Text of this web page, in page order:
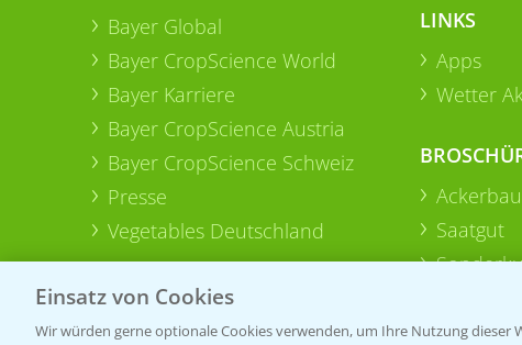
Bayer Global
Bayer CropScience World
Bayer Karriere
Bayer CropScience Austria
Bayer CropScience Schweiz
Presse
Vegetables Deutschland
LINKS
Apps
Wetter
Ackerbau
Saatgut
Einsatz von Cookies
Wir würden gerne optionale Cookies verwenden, um Ihre Nutzung dieser